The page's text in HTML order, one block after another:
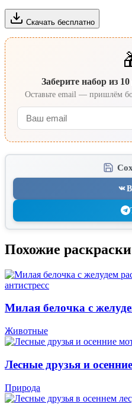
Скачать бесплатно
Заберите набор из
Оставьте email — пришлём
Похожие раскраски
Милая белочка с
Животные
Лесные друзья и
Природа